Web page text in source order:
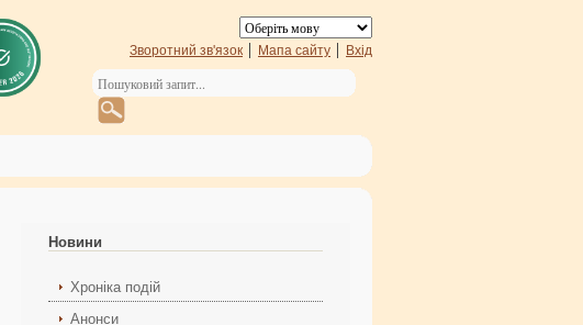
Зворотний зв'язок Мапа сайту Вхід
Новини
Хроніка подій
Анонси